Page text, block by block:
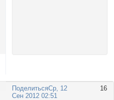
Поделиться 16
Ср, 12
Сен 2012 02:51